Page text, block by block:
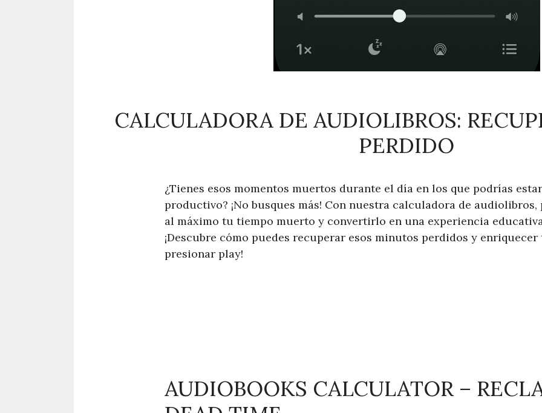
CALCULADORA DE AUDIOLIBROS:
PERDIDO
¿Tienes esos momentos muertos durante el día en los que podrías
productivo? ¡No busques más! Con nuestra calculadora de
al máximo tu tiempo muerto y convertirlo en una experiencia
¡Descubre cómo puedes recuperar esos minutos perdidos y
presionar play!
AUDIOBOOKS CALCULATOR –